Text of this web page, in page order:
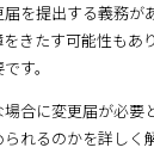
を提出する義務が
きたす可能性もあ
す。
合に変更届が必要
れるのかを詳しく